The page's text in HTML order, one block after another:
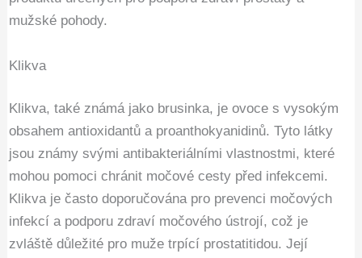
mužské pohody.
Klikva
Klikva, také známá jako brusinka, je ovoce s vysokým
obsahem antioxidantů a proanthokyanidinů. Tyto látky
jsou známy svými antibakteriálními vlastnostmi, které
mohou pomoci chránit močové cesty před infekcemi.
Klikva je často doporučována pro prevenci močových
infekcí a podporu zdraví močového ústrojí, což je
zvláště důležité pro muže trpící prostatitidou. Její